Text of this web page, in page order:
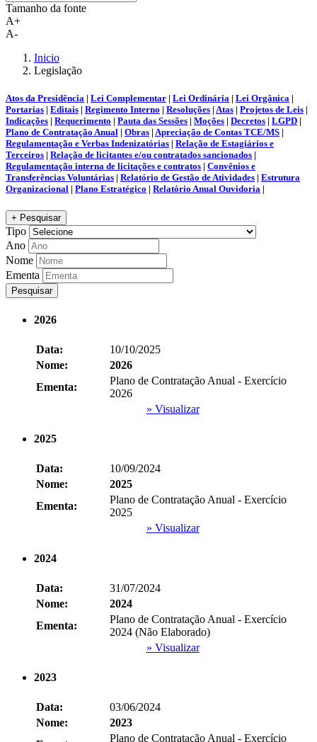
Tamanho da fonte
A+
A-
Inicio
Legislação
Atos da Presidência | Lei Complementar | Lei Ordinária | Lei Orgânica |
Portarias | Editais | Regimento Interno | Resoluções | Atas | Projetos de Leis |
Indicações | Requerimento | Pauta das Sessões | Moções | Decretos | LGPD |
Plano de Contratação Anual | Obras | Apreciação de Contas TCE/MS |
Regulamentação e Verbas Indenizatórias | Relação de Estagiários e
Terceiros | Relação de licitantes e/ou contratados sancionados |
Regulamentação interna de licitações e contratos | Convênios e
Transferências Voluntárias | Relatório de Gestão de Atividades | Estrutura
Organizacional | Plano Estratégico | Relatório Anual Ouvidoria |
+ Pesquisar
Tipo
Ano
Nome
Ementa
Pesquisar
2026
Data:
10/10/2025
Nome:
2026
Ementa:
Plano de Contratação Anual - Exercício
2026
» Visualizar
2025
Data:
10/09/2024
Nome:
2025
Ementa:
Plano de Contratação Anual - Exercício
2025
» Visualizar
2024
Data:
31/07/2024
Nome:
2024
Ementa:
Plano de Contratação Anual - Exercício
2024 (Não Elaborado)
» Visualizar
2023
Data:
03/06/2024
Nome:
2023
Plano de Contratação Anual - Exercício